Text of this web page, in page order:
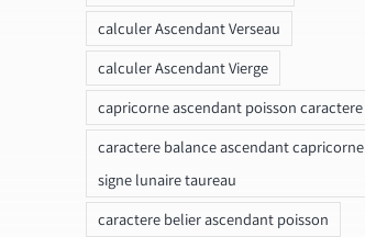
calculer Ascendant Verseau
calculer Ascendant Vierge
capricorne ascendant poisson caractere
caractere balance ascendant capricorne
signe lunaire taureau
caractere belier ascendant poisson